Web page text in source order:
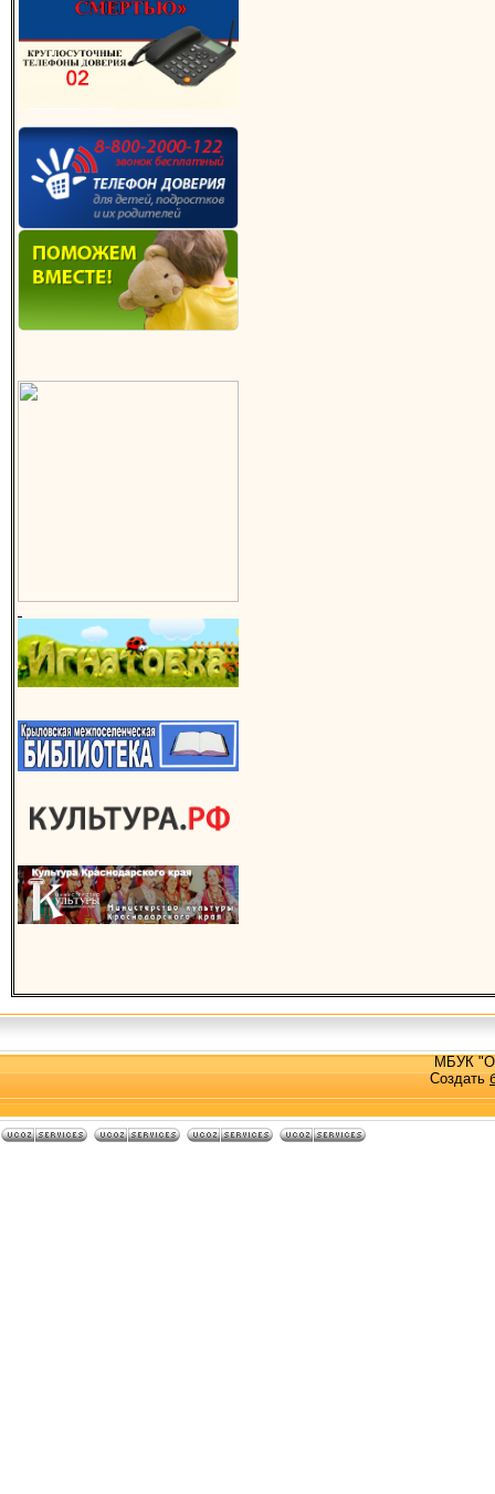
МБУК
Создать